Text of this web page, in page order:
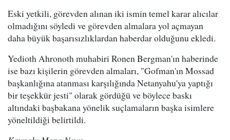
Eski yetkili, görevden alınan iki ismin temel karar alıcılar
olmadığını söyledi ve görevden almalara yol açmayan
daha büyük başarısızlıklardan haberdar olduğunu ekledi.
Yedioth Ahronoth muhabiri Ronen Bergman'ın haberinde
ise bazı kişilerin görevden almaları, "Gofman'ın Mossad
başkanlığına atanması karşılığında Netanyahu'ya yaptığı
bir teşekkür jesti" olarak gördüğü ve böylece baskı
altındaki başbakana yönelik suçlamaların başka isimlere
yöneltildiği belirtildi.